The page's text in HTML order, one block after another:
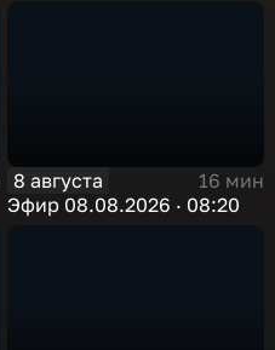
8 августа
16 мин
Эфир 08.08.2026 · 08:20